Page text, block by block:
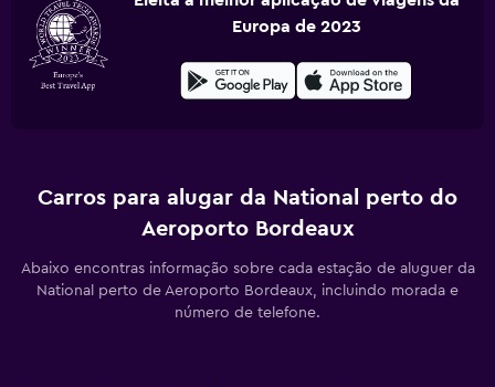
Europa de 2023
Carros para alugar da National perto do
Aeroporto Bordeaux
Abaixo encontras informação sobre cada estação de aluguer da
National perto de Aeroporto Bordeaux, incluindo morada e
número de telefone.